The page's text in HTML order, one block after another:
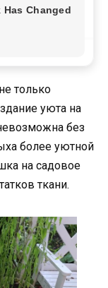
только
уюта на
без
более уютной
на садовое
ткани.